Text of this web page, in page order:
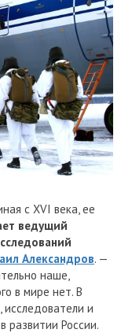
с XVI века, ее
ведущий
Александров. —
наше,
в мире нет. В
исследователи и
развитии России.